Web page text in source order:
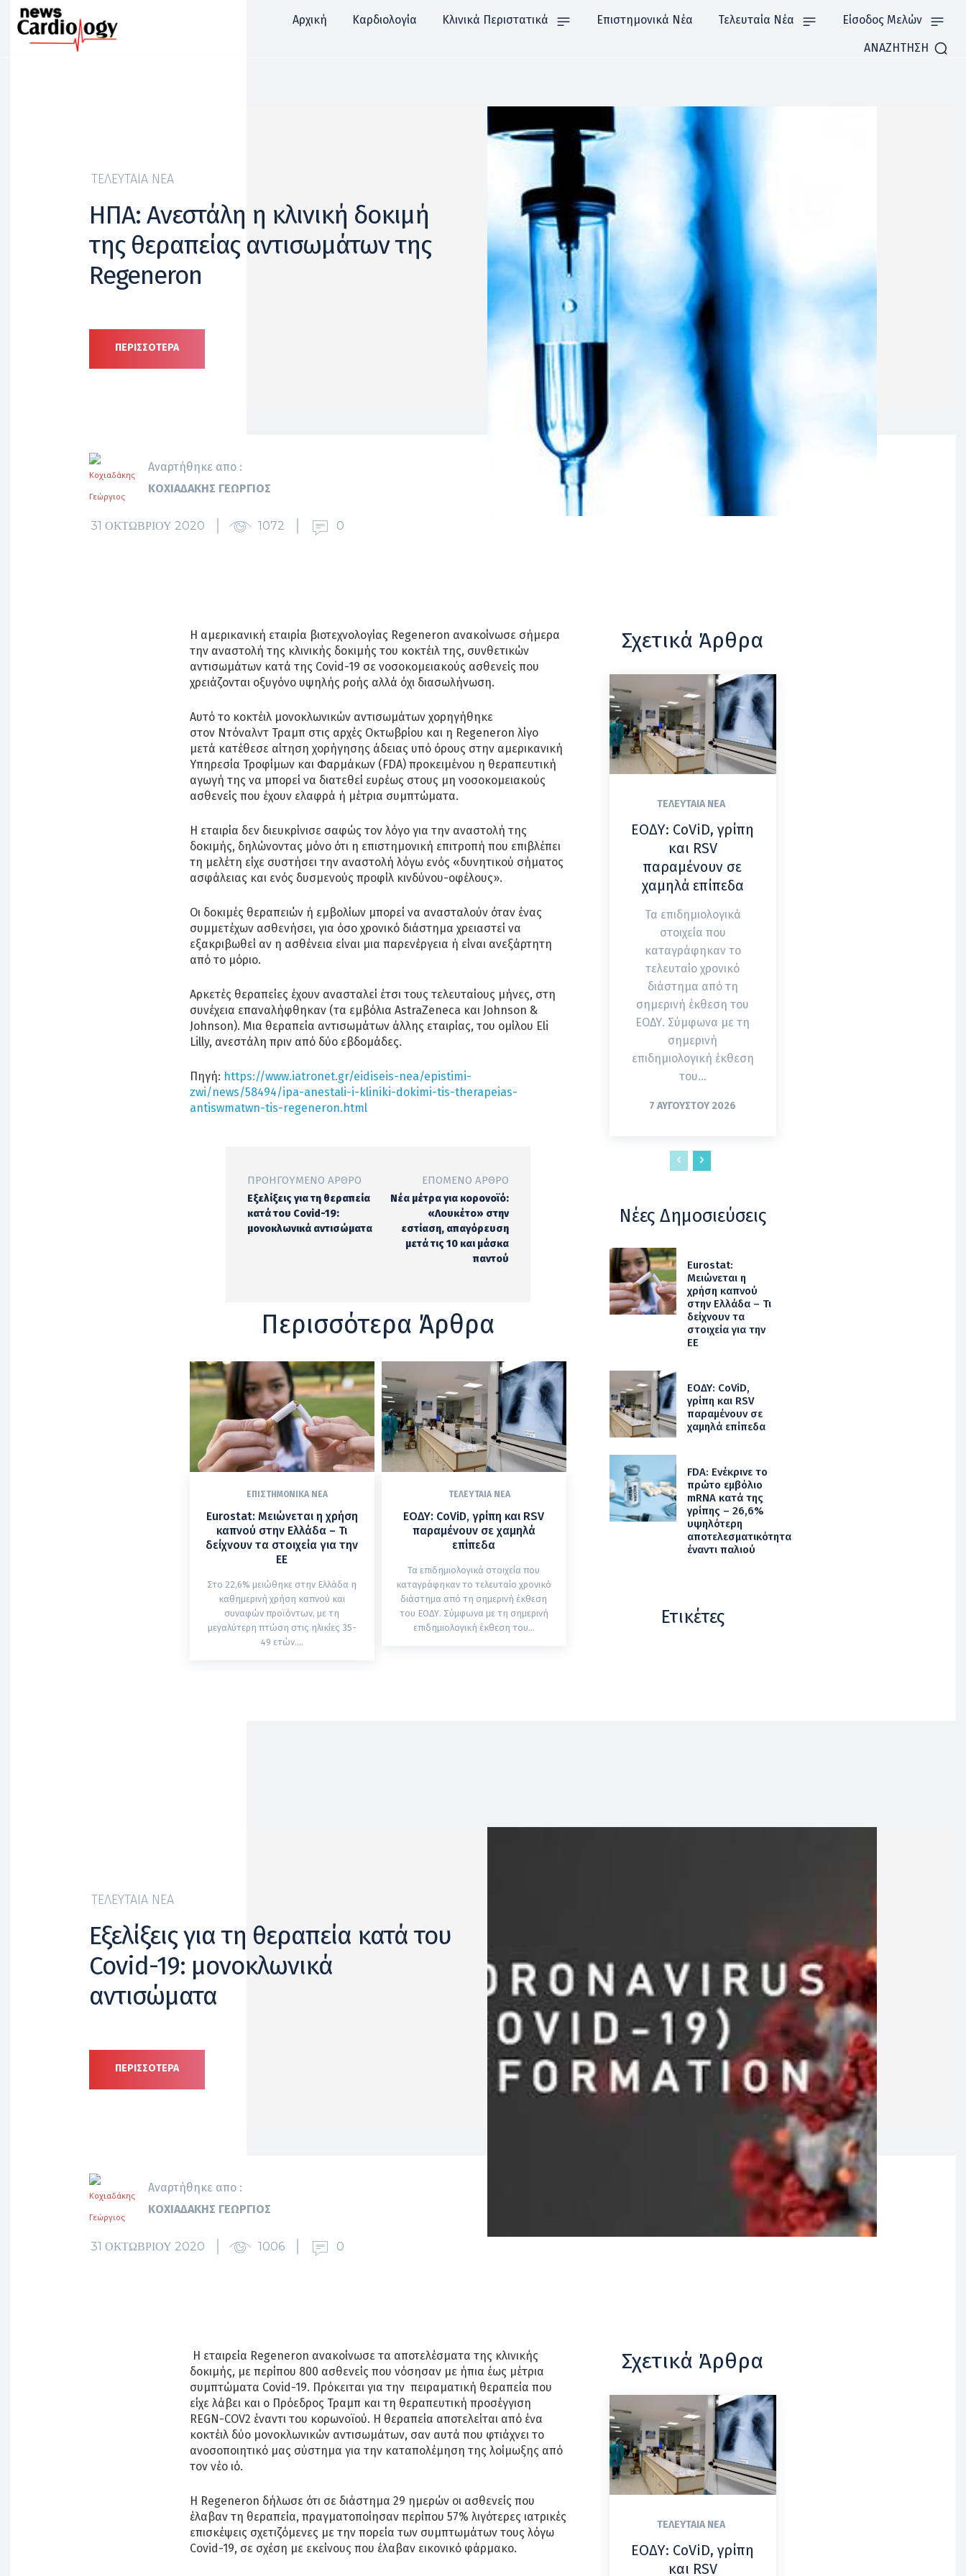
Αρχική Καρδιολογία Κλινικά Περιστατικά Επιστημονικά Νέα Τελευταία Νέα Είσοδος Μελών
ΑΝΑΖΗΤΗΣΗ
ΤΕΛΕΥΤΑΊΑ ΝΈΑ
ΗΠΑ: Ανεστάλη η κλινική δοκιμή
της θεραπείας αντισωμάτων της
Regeneron
ΠΕΡΙΣΣΟΤΕΡΑ
Αναρτήθηκε απο :
ΚΟΧΙΑΔΆΚΗΣ ΓΕΏΡΓΙΟΣ
31 ΟΚΤΩΒΡΊΟΥ 2020 1072 0
Η αμερικανική εταιρία βιοτεχνολογίας Regeneron ανακοίνωσε σήμερα
την αναστολή της κλινικής δοκιμής του κοκτέιλ της, συνθετικών
αντισωμάτων κατά της Covid-19 σε νοσοκομειακούς ασθενείς που
χρειάζονται οξυγόνο υψηλής ροής αλλά όχι διασωλήνωση.
Αυτό το κοκτέιλ μονοκλωνικών αντισωμάτων χορηγήθηκε
στον Ντόναλντ Τραμπ στις αρχές Οκτωβρίου και η Regeneron λίγο
μετά κατέθεσε αίτηση χορήγησης άδειας υπό όρους στην αμερικανική
Υπηρεσία Τροφίμων και Φαρμάκων (FDA) προκειμένου η θεραπευτική
αγωγή της να μπορεί να διατεθεί ευρέως στους μη νοσοκομειακούς
ασθενείς που έχουν ελαφρά ή μέτρια συμπτώματα.
Η εταιρία δεν διευκρίνισε σαφώς τον λόγο για την αναστολή της
δοκιμής, δηλώνοντας μόνο ότι η επιστημονική επιτροπή που επιβλέπει
τη μελέτη είχε συστήσει την αναστολή λόγω ενός «δυνητικού σήματος
ασφάλειας και ενός δυσμενούς προφίλ κινδύνου-οφέλους».
Οι δοκιμές θεραπειών ή εμβολίων μπορεί να ανασταλούν όταν ένας
συμμετέχων ασθενήσει, για όσο χρονικό διάστημα χρειαστεί να
εξακριβωθεί αν η ασθένεια είναι μια παρενέργεια ή είναι ανεξάρτητη
από το μόριο.
Αρκετές θεραπείες έχουν ανασταλεί έτσι τους τελευταίους μήνες, στη
συνέχεια επαναλήφθηκαν (τα εμβόλια AstraZeneca και Johnson &
Johnson). Μια θεραπεία αντισωμάτων άλλης εταιρίας, του ομίλου Eli
Lilly, ανεστάλη πριν από δύο εβδομάδες.
Πηγή: https://www.iatronet.gr/eidiseis-nea/epistimi-
zwi/news/58494/ipa-anestali-i-kliniki-dokimi-tis-therapeias-
antiswmatwn-tis-regeneron.html
ΠΡΟΗΓΟΎΜΕΝΟ ΆΡΘΡΟ
Εξελίξεις για τη θεραπεία
κατά του Covid-19:
μονοκλωνικά αντισώματα
ΕΠΌΜΕΝΟ ΆΡΘΡΟ
Νέα μέτρα για κορονοϊό:
«Λουκέτο» στην
εστίαση, απαγόρευση
μετά τις 10 και μάσκα
παντού
Περισσότερα Άρθρα
ΕΠΙΣΤΗΜΟΝΙΚΆ ΝΈΑ
Eurostat: Μειώνεται η χρήση
καπνού στην Ελλάδα – Τι
δείχνουν τα στοιχεία για την
ΕΕ
Στο 22,6% μειώθηκε στην Ελλάδα η
καθημερινή χρήση καπνού και
συναφών προϊόντων, με τη
μεγαλύτερη πτώση στις ηλικίες 35-
49 ετών....
ΤΕΛΕΥΤΑΊΑ ΝΈΑ
ΕΟΔΥ: CoViD, γρίπη και RSV
παραμένουν σε χαμηλά
επίπεδα
Τα επιδημιολογικά στοιχεία που
καταγράφηκαν το τελευταίο χρονικό
διάστημα από τη σημερινή έκθεση
του ΕΟΔΥ. Σύμφωνα με τη σημερινή
επιδημιολογική έκθεση του...
Σχετικά Άρθρα
ΤΕΛΕΥΤΑΊΑ ΝΈΑ
ΕΟΔΥ: CoViD, γρίπη
και RSV
παραμένουν σε
χαμηλά επίπεδα
Τα επιδημιολογικά
στοιχεία που
καταγράφηκαν το
τελευταίο χρονικό
διάστημα από τη
σημερινή έκθεση του
ΕΟΔΥ. Σύμφωνα με τη
σημερινή
επιδημιολογική έκθεση
του...
7 ΑΥΓΟΎΣΤΟΥ 2026
Νέες Δημοσιεύσεις
Eurostat:
Μειώνεται η
χρήση καπνού
στην Ελλάδα – Τι
δείχνουν τα
στοιχεία για την
ΕΕ
ΕΟΔΥ: CoViD,
γρίπη και RSV
παραμένουν σε
χαμηλά επίπεδα
FDA: Ενέκρινε το
πρώτο εμβόλιο
mRNA κατά της
γρίπης – 26,6%
υψηλότερη
αποτελεσματικότητα
έναντι παλιού
Ετικέτες